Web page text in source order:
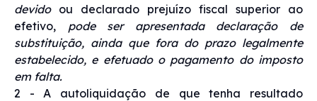
devido ou declarado prejuízo fiscal superior ao
efetivo, pode ser apresentada declaração de
substituição, ainda que fora do prazo legalmente
estabelecido, e efetuado o pagamento do imposto
em falta.
2 - A autoliquidação de que tenha resultado